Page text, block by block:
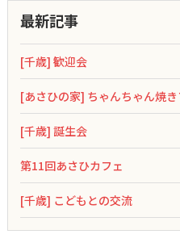
最新記事
[千歳] 歓迎会
[あさひの家] ちゃんちゃん焼
[千歳] 誕生会
第11回あさひカフェ
[千歳] こどもとの交流